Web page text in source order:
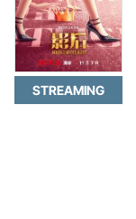
STREAMING